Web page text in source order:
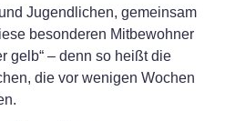
Jugendlichen, gemeinsam
besonderen Mitbewohner
gelb“ – denn so heißt die
die vor wenigen Wochen